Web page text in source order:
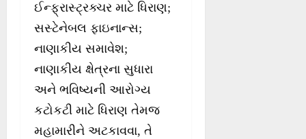
ઈન્ફ્રાસ્ટ્રક્ચર માટે ધિરાણ;
સસ્ટેનેબલ ફાઇનાન્સ;
નાણાકીય સમાવેશ;
નાણાકીય ક્ષેત્રના સુધારા
અને ભવિષ્યની આરોગ્ય
કટોકટી માટે ધિરાણ તેમજ
મહામારીને અટકાવવા, તે